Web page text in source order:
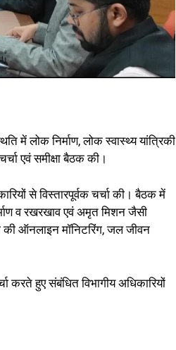
में लोक निर्माण, लोक स्वास्थ्य यांत्रिकी
एवं समीक्षा बैठक की।
से विस्तारपूर्वक चर्चा की। बैठक में
व रखरखाव एवं अमृत मिशन जैसी
ऑनलाइन मॉनिटरिंग, जल जीवन
करते हुए संबंधित विभागीय अधिकारियों